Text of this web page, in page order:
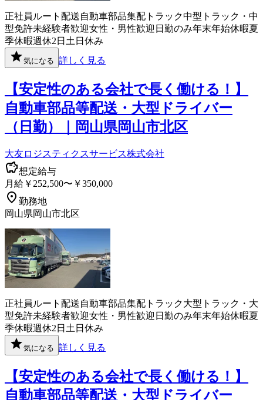
正社員 ルート配送自動車部品集配 トラック中型トラック・中
型免許未経験者歓迎女性・男性歓迎 日勤のみ年末年始休暇夏
季休暇週休2日 土日休み
気になる 詳しく見る
【安定性のある会社で長く働ける！】
自動車部品等配送・大型ドライバー
（日勤）｜岡山県岡山市北区
大友ロジスティクスサービス株式会社
想定給与
月給￥252,500〜￥350,000
勤務地
岡山県岡山市北区
正社員 ルート配送自動車部品集配 トラック大型トラック・大
型免許未経験者歓迎女性・男性歓迎 日勤のみ年末年始休暇夏
季休暇週休2日 土日休み
気になる 詳しく見る
【安定性のある会社で長く働ける！】
自動車部品等配送・大型ドライバー